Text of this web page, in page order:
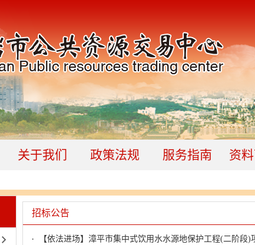
关于我们 政策法规 服务指南 资
招标公告